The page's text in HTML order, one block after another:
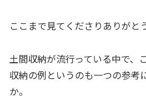
ここまで見てくださりありがと
土間収納が流行っている中で、
収納の例というのも一つの参考
か。